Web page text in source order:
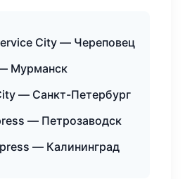
City — Череповец
Мурманск
— Санкт-Петербург
— Петрозаводск
— Калининград